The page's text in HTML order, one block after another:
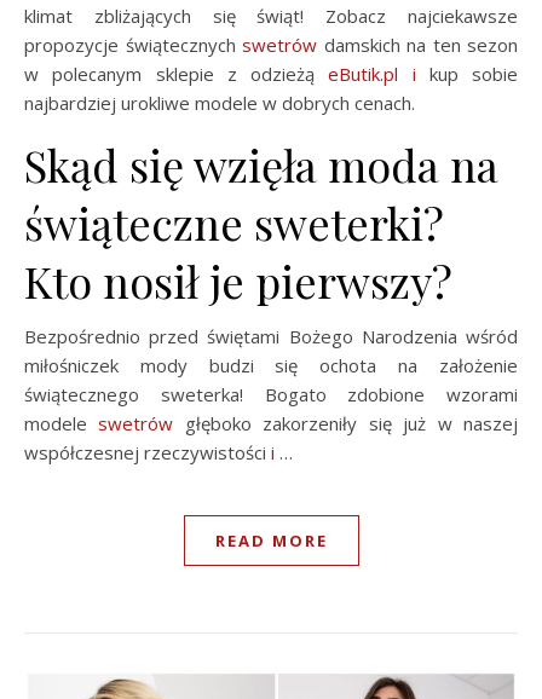
klimat zbliżających się świąt! Zobacz najciekawsze
propozycje świątecznych swetrów damskich na ten sezon
w polecanym sklepie z odzieżąeButik.pl i kup sobie
najbardziej urokliwe modele w dobrych cenach.
Skąd się wzięła moda na
świąteczne sweterki?
Kto nosił je pierwszy?
Bezpośrednio przed świętami Bożego Narodzenia wśród
miłośniczek mody budzi się ochota na założenie
świątecznego sweterka! Bogato zdobione wzorami
modeleswetrów głęboko zakorzeniły się już w naszej
współczesnej rzeczywistości i …
READ MORE